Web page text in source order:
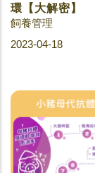
環【大解密】
飼養管理
2023-04-18